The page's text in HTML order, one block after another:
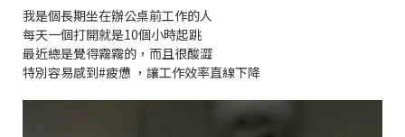
我是個長期坐在辦公桌前工作的人
每天一個打開就是10個小時起跳
最近總是覺得霧霧的，而且很酸澀
特別容易感到#疲憊 ，讓工作效率直線下降